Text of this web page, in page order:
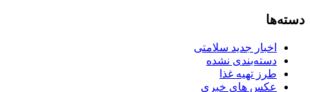
دسته‌ها
اخبار جدید سلامتی
دسته‌بندی نشده
طرز تهیه غذا
عکس های خبری